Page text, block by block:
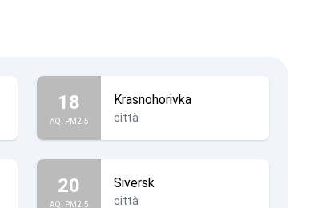
18
AQI PM2.5
Krasnohorivka
città
20
AQI PM2.5
Siversk
città